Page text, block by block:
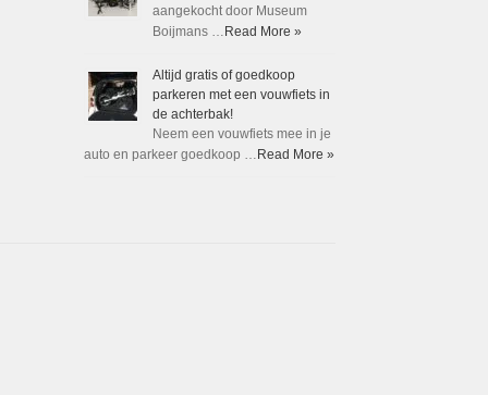
aangekocht door Museum
Boijmans … Read More »
Altijd gratis of goedkoop
parkeren met een vouwfiets in
de achterbak!
Neem een vouwfiets mee in je
auto en parkeer goedkoop … Read More »